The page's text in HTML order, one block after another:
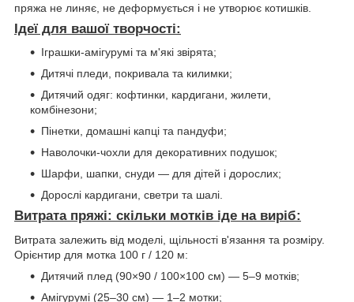
пряжа не линяє, не деформується і не утворює котишків.
Ідеї для вашої творчості:
Іграшки-амігурумі та м'які звірята;
Дитячі пледи, покривала та килимки;
Дитячий одяг: кофтинки, кардигани, жилети,
комбінезони;
Пінетки, домашні капці та пандуфи;
Наволочки-чохли для декоративних подушок;
Шарфи, шапки, снуди — для дітей і дорослих;
Дорослі кардигани, светри та шалі.
Витрата пряжі: скільки мотків іде на виріб:
Витрата залежить від моделі, щільності в'язання та розміру.
Орієнтир для мотка 100 г / 120 м:
Дитячий плед (90×90 / 100×100 см) — 5–9 мотків;
Амігурумі (25–30 см) — 1–2 мотки;